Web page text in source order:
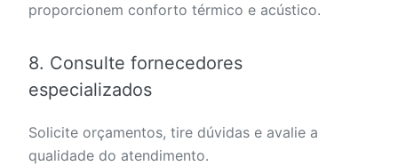
proporcionem conforto térmico e acústico.
8. Consulte fornecedores
especializados
Solicite orçamentos, tire dúvidas e avalie a
qualidade do atendimento.